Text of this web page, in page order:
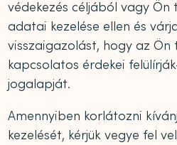
védekezés céljából vagy
adatai kezelése ellen és
visszaigazolást, hogy az Ön
kapcsolatos érdekei
jogalapját.
Amennyiben korlátozni
kezelését, kérjük vegye fel